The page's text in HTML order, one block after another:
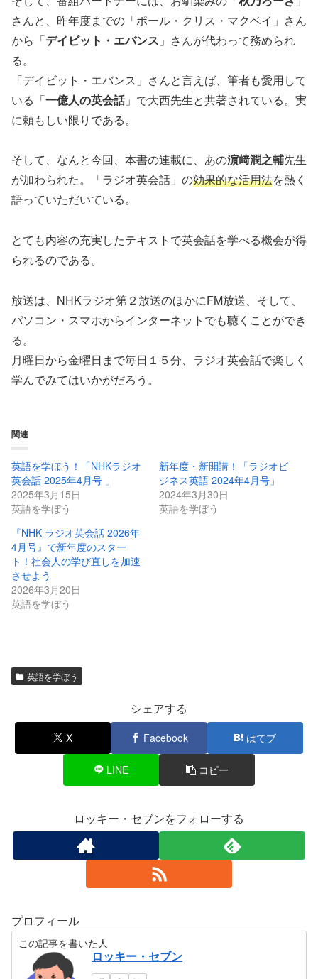
さんと、昨年度までの「ポール・クリス・マクベイ」さん
から「デイビット・エバンス 」さんが代わって務められ
る。
「デイビット・エバンス」さんと言えば、筆者も愛用して
いる「一億人の英会話」で大西先生と共著されている。実
に頼もしい限りである。
そして、なんと今回、本書の連載に、あの濵﨑潤之輔先生
が加わられた。「ラジオ英会話」の効果的な活用法を熱く
語っていただいている。
とても内容の充実したテキストで英会話を学べる機会が得
られるのである。
放送は、NHKラジオ第２放送のほかにFM放送、そして、
パソコン・スマホからインターネットでも聴くことができ
る。
月曜日から金曜日まで毎日１５分、ラジオ英会話で楽しく
学んでみてはいかがだろう。
関連
英語を学ぼう！「NHKラジオ
英会話 2025年4月号 」
2025年3月15日
英語を学ぼう
新年度・新開講！「ラジオビ
ジネス英語 2024年4月号」
2024年3月30日
英語を学ぼう
『NHK ラジオ英会話 2026年
4月号』で新年度のスター
ト！社会人の学び直しを加速
させよう
2026年3月20日
英語を学ぼう
英語を学ぼう
シェアする
X Facebook はてブ
LINE コピー
ロッキー・セブンをフォローする
プロフィール
この記事を書いた人
ロッキー・セブン